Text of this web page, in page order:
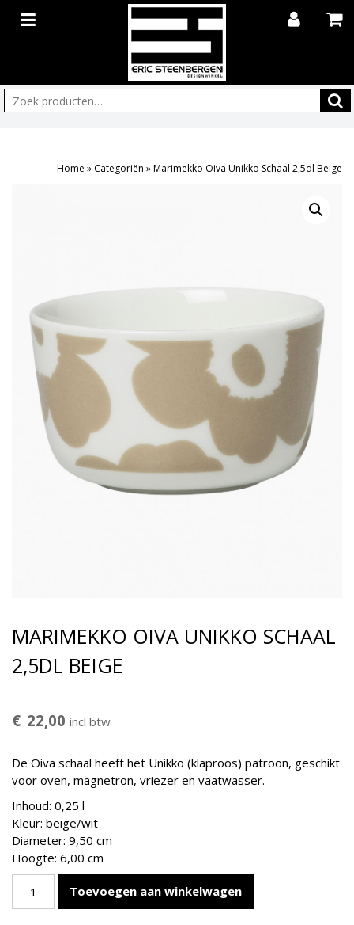
Zoeken:
Home » Categoriën »Marimekko Oiva Unikko Schaal 2,5dl Beige
MARIMEKKO OIVA UNIKKO SCHAAL
2,5DL BEIGE
€ 22,00 incl btw
De Oiva schaal heeft het Unikko (klaproos) patroon, geschikt
voor oven, magnetron, vriezer en vaatwasser.
Inhoud: 0,25 l
Kleur: beige/wit
Diameter: 9,50 cm
Hoogte: 6,00 cm
Oiva
Toevoegen aan winkelwagen